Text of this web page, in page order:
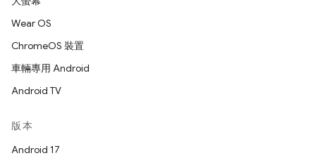
Wear OS
ChromeOS 裝置
車輛專用 Android
Android TV
版本
Android 17